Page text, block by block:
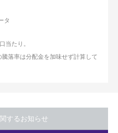
タ
当たり。
落率は分配金を加味せず計算して
するお知らせ